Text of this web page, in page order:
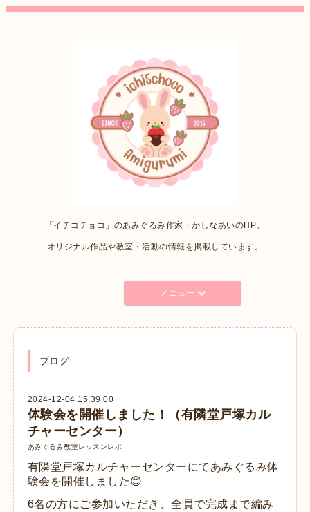
「イチゴチョコ」のあみぐるみ作家・かしなあいのHP。
オリジナル作品や教室・活動の情報を掲載しています。
メニュー
ブログ
2024-12-04 15:39:00
体験会を開催しました！（有隣堂戸塚カル
チャーセンター）
あみぐるみ教室レッスンレポ
有隣堂戸塚カルチャーセンターにてあみぐるみ体
験会を開催しました😊
6名の方にご参加いただき、全員で完成まで編み